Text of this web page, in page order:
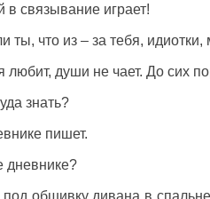
в связывание играет!
ты, что из – за тебя,
любит, души не чает. До сих
знать?
пишет.
дневнике?
обшивку дивана в